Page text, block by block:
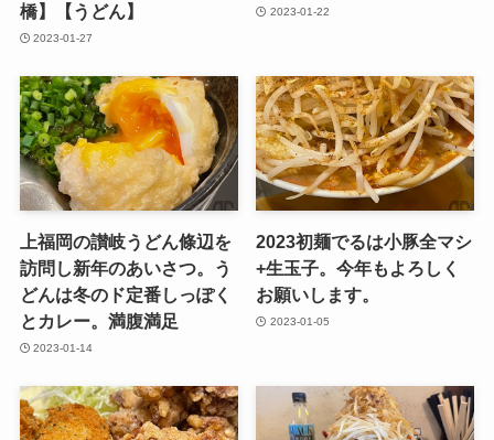
橋】【うどん】
2023-01-27
2023-01-22
上福岡の讃岐うどん條辺を
訪問し新年のあいさつ。う
どんは冬のド定番しっぽく
とカレー。満腹満足
2023-01-14
2023初麺でるは小豚全マシ
+生玉子。今年もよろしく
お願いします。
2023-01-05